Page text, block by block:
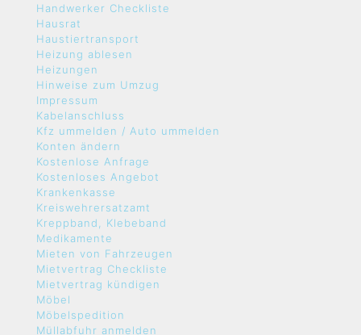
Handwerker Checkliste
Hausrat
Haustiertransport
Heizung ablesen
Heizungen
Hinweise zum Umzug
Impressum
Kabelanschluss
Kfz ummelden / Auto ummelden
Konten ändern
Kostenlose Anfrage
Kostenloses Angebot
Krankenkasse
Kreiswehrersatzamt
Kreppband, Klebeband
Medikamente
Mieten von Fahrzeugen
Mietvertrag Checkliste
Mietvertrag kündigen
Möbel
Möbelspedition
Müllabfuhr anmelden